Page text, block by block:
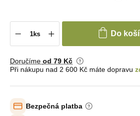
Do
Doručíme od 79 Kč
Při nákupu nad 2 600 Kč máte dopravu
Bezpečná platba